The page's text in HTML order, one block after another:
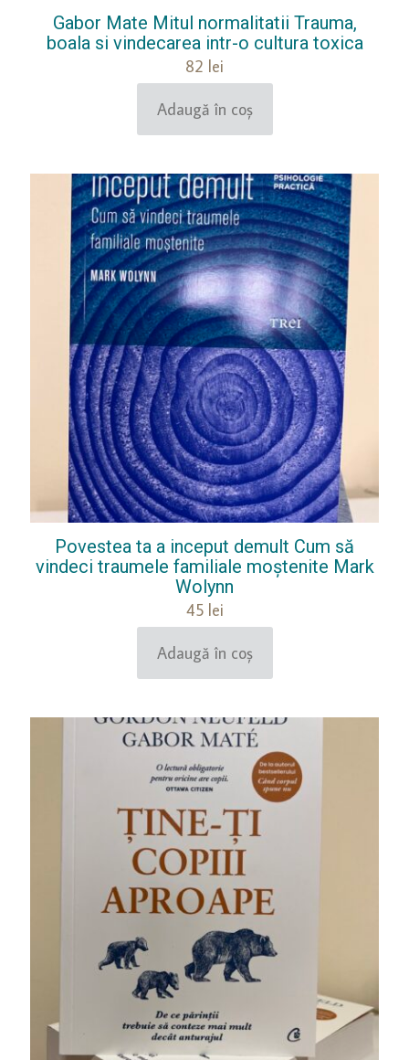
Gabor Mate Mitul normalitatii Trauma,
boala si vindecarea intr-o cultura toxica
82 lei
Adaugă în coș
Povestea ta a inceput demult Cum să
vindeci traumele familiale moștenite Mark
Wolynn
45 lei
Adaugă în coș